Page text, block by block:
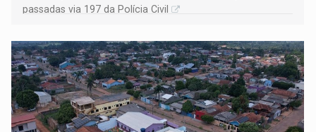
passadas via 197 da Polícia Civil